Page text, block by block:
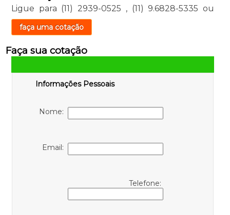
Ligue para (11) 2939-0525 , (11) 9.6828-5335 ou
faça uma cotação
Faça sua cotação
Informações Pessoais
Nome:
Email:
Telefone: